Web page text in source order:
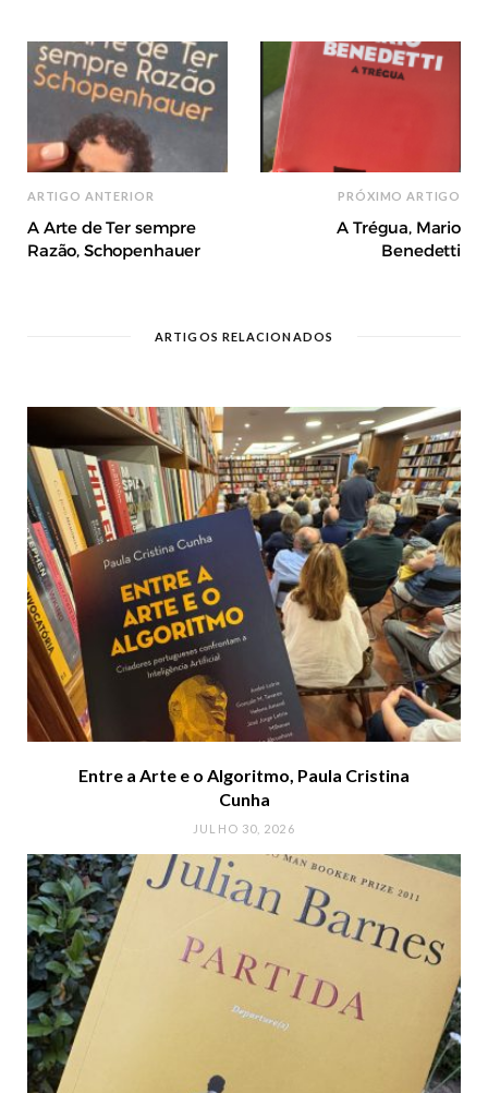
ARTIGO ANTERIOR
A Arte de Ter sempre
Razão, Schopenhauer
PRÓXIMO ARTIGO
A Trégua, Mario
Benedetti
ARTIGOS RELACIONADOS
Entre a Arte e o Algoritmo, Paula Cristina
Cunha
JULHO 30, 2026